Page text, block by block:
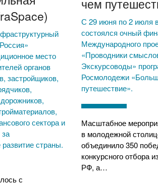
место
органов
застройщиков,
сектора и
за
страны.
с
чем
С 29 июня по 2 июля
состоялся очный
Международного
«Проводники
Экскурсоводы»
Росмолодежи
путешествие».
Масштабное
в молодежной
объединило 350
конкурсного отбора
РФ, а…